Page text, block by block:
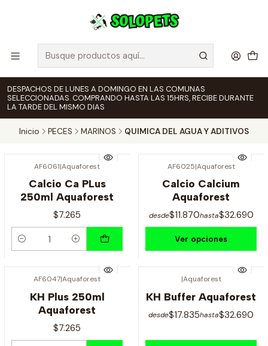
DESPACHOS DE LUNES A DOMINGO EN LAS COMUNAS
SELECCIONADAS. COMPRANDO HASTA LAS 15HRS, RECIBE DURANTE
LA TARDE DEL MISMO DIAS
Inicio PECES MARINOS QUIMICA DEL AGUA Y ADITIVOS
AF6061|Aquaforest
Calcio Ca PLus
250ml Aquaforest
$7.265
Cantidad
AF6025|Aquaforest
Calcio Calcium
Aquaforest
desde$11.870hasta$32.690
Ver opciones
AF6047|Aquaforest
KH Plus 250ml
Aquaforest
$7.265
|Aquaforest
KH Buffer Aquaforest
desde$17.835hasta$32.690